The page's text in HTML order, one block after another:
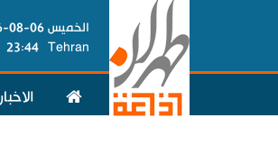
الخميس 06-08-2026
Tehran
23:44
الاخبار